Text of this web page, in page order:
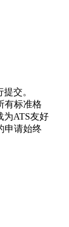
交。
有标准格
为ATS友好
申请始终